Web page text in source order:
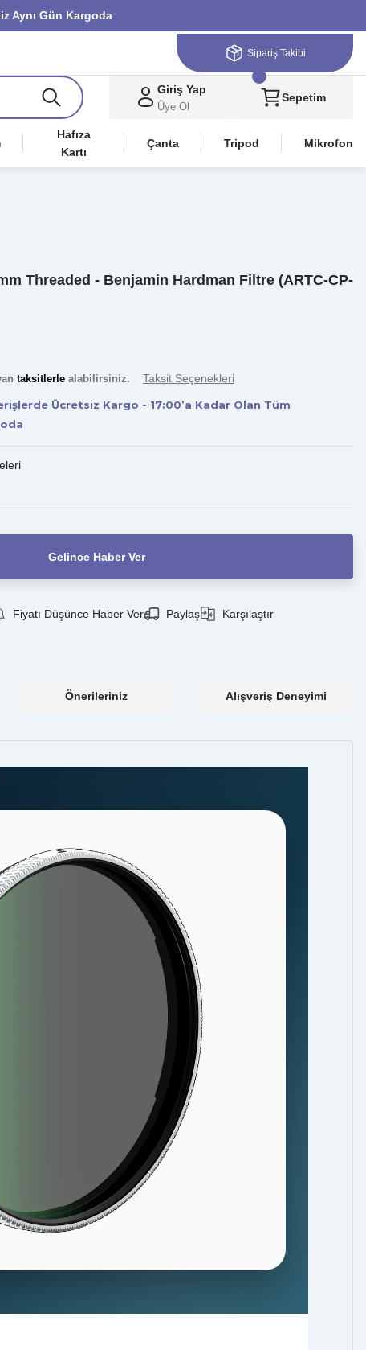
Aynı Gün Kargoda
Sipariş Takibi
Giriş Yap
Üye Ol
Sepetim
Hafıza
Kartı
Çanta Tripod Mikrofon
Threaded - Benjamin Hardman Filtre (ARTC-CP-
taksitlerle alabilirsiniz. Taksit Seçenekleri
Ücretsiz Kargo - 17:00’a Kadar Olan Tüm
Gelince Haber Ver
Fiyatı Düşünce Haber Ver Paylaş Karşılaştır
Önerileriniz Alışveriş Deneyimi